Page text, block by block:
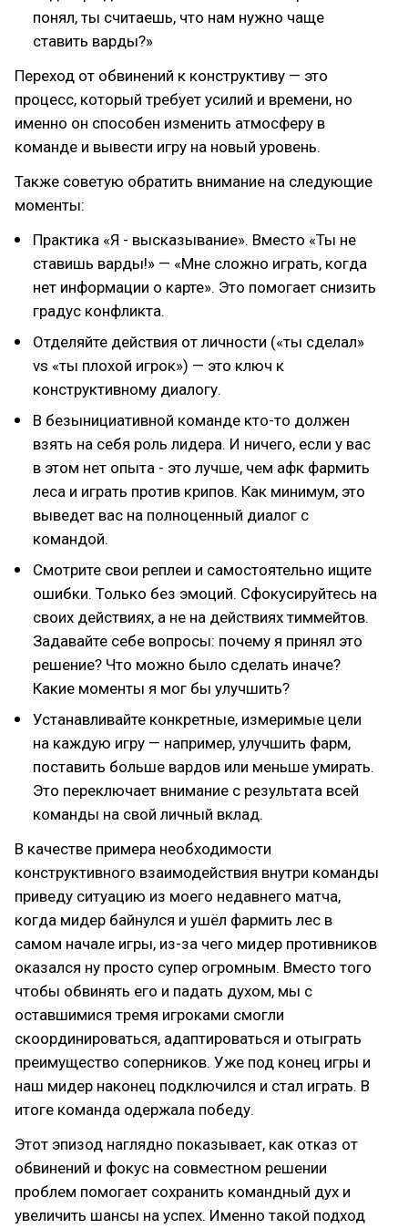
понял, ты считаешь, что нам нужно чаще
ставить варды?»
Переход от обвинений к конструктиву — это
процесс, который требует усилий и времени, но
именно он способен изменить атмосферу в
команде и вывести игру на новый уровень.
Также советую обратить внимание на следующие
моменты:
Практика «Я - высказывание». Вместо «Ты не
ставишь варды!» — «Мне сложно играть, когда
нет информации о карте». Это помогает снизить
градус конфликта.
Отделяйте действия от личности («ты сделал»
vs «ты плохой игрок») — это ключ к
конструктивному диалогу.
В безынициативной команде кто-то должен
взять на себя роль лидера. И ничего, если у вас
в этом нет опыта - это лучше, чем афк фармить
леса и играть против крипов. Как минимум, это
выведет вас на полноценный диалог с
командой.
Смотрите свои реплеи и самостоятельно ищите
ошибки. Только без эмоций. Сфокусируйтесь на
своих действиях, а не на действиях тиммейтов.
Задавайте себе вопросы: почему я принял это
решение? Что можно было сделать иначе?
Какие моменты я мог бы улучшить?
Устанавливайте конкретные, измеримые цели
на каждую игру — например, улучшить фарм,
поставить больше вардов или меньше умирать.
Это переключает внимание с результата всей
команды на свой личный вклад.
В качестве примера необходимости
конструктивного взаимодействия внутри команды
приведу ситуацию из моего недавнего матча,
когда мидер байнулся и ушёл фармить лес в
самом начале игры, из-за чего мидер противников
оказался ну просто супер огромным. Вместо того
чтобы обвинять его и падать духом, мы с
оставшимися тремя игроками смогли
скоординироваться, адаптироваться и отыграть
преимущество соперников. Уже под конец игры и
наш мидер наконец подключился и стал играть. В
итоге команда одержала победу.
Этот эпизод наглядно показывает, как отказ от
обвинений и фокус на совместном решении
проблем помогает сохранить командный дух и
увеличить шансы на успех. Именно такой подход